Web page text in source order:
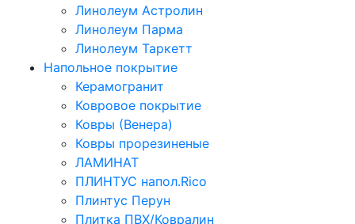
Линолеум Астролин
Линолеум Парма
Линолеум Таркетт
Напольное покрытие
Керамогранит
Ковровое покрытие
Ковры (Венера)
Ковры прорезиненые
ЛАМИНАТ
ПЛИНТУС напол.Rico
Плинтус Перун
Плитка ПВХ/Ковралин